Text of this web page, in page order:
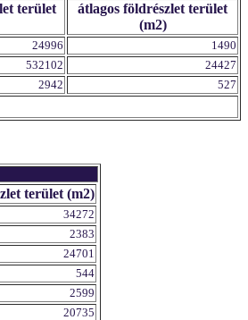
terület
átlagos földrészlet terület
(m2)
24996
1490
532102
24427
2942 527
terület (m2)
34272
2383
24701
544
2599
20735